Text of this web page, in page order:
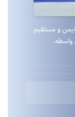
ایمن و مستقیم
واسطه.